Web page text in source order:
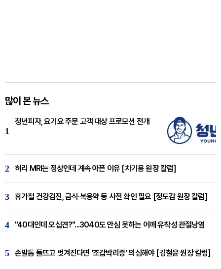
많이 본 뉴스
1
청년피자, 요기요 주문 고객 대상 프로모션 전개
2 허리 MRI는 정상인데 계속 아픈 이유 [차기용 원장 칼럼]
3 휴가철 건강검진, 금식·복용약 등 사전 확인 필요 [정도감 원장 칼럼]
4 "40대인데 오십견?"...3040도 안심 못하는 어깨 유착성 관절낭염
5 손발톱 들뜨고 벗겨진다면 '조갑박리증' 의심해야 [김철윤 원장 칼럼]